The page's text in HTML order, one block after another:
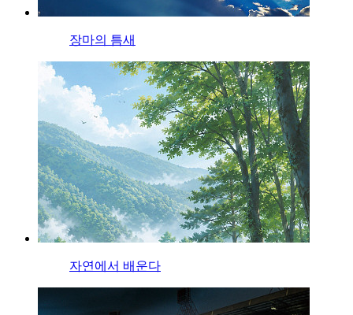
장마의 틈새
자연에서 배운다